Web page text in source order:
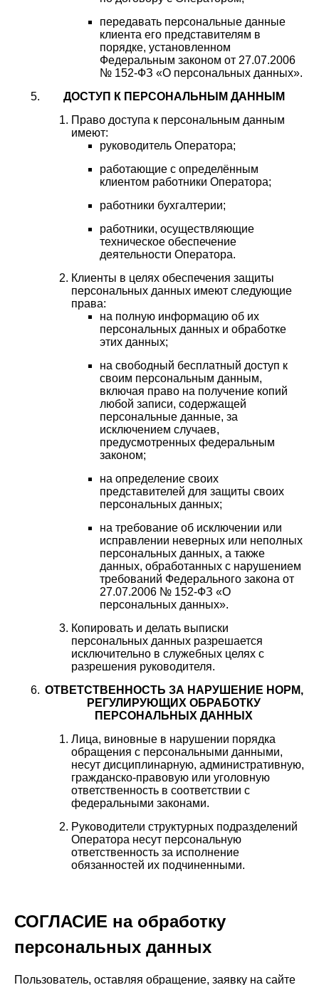
передавать персональные данные
клиента его представителям в
порядке, установленном
Федеральным законом от 27.07.2006
№ 152-ФЗ «О персональных данных».
ДОСТУП К ПЕРСОНАЛЬНЫМ ДАННЫМ
Право доступа к персональным данным
имеют:
руководитель Оператора;
работающие с определённым
клиентом работники Оператора;
работники бухгалтерии;
работники, осуществляющие
техническое обеспечение
деятельности Оператора.
Клиенты в целях обеспечения защиты
персональных данных имеют следующие
права:
на полную информацию об их
персональных данных и обработке
этих данных;
на свободный бесплатный доступ к
своим персональным данным,
включая право на получение копий
любой записи, содержащей
персональные данные, за
исключением случаев,
предусмотренных федеральным
законом;
на определение своих
представителей для защиты своих
персональных данных;
на требование об исключении или
исправлении неверных или неполных
персональных данных, а также
данных, обработанных с нарушением
требований Федерального закона от
27.07.2006 № 152-ФЗ «О
персональных данных».
Копировать и делать выписки
персональных данных разрешается
исключительно в служебных целях с
разрешения руководителя.
ОТВЕТСТВЕННОСТЬ ЗА НАРУШЕНИЕ НОРМ,
РЕГУЛИРУЮЩИХ ОБРАБОТКУ
ПЕРСОНАЛЬНЫХ ДАННЫХ
Лица, виновные в нарушении порядка
обращения с персональными данными,
несут дисциплинарную, административную,
гражданско-правовую или уголовную
ответственность в соответствии с
федеральными законами.
Руководители структурных подразделений
Оператора несут персональную
ответственность за исполнение
обязанностей их подчиненными.
СОГЛАСИЕ на обработку
персональных данных
Пользователь, оставляя обращение, заявку на сайте